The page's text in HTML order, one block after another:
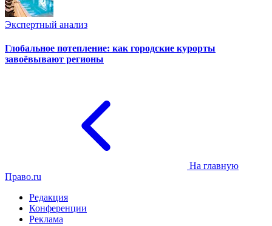
Экспертный анализ
Глобальное потепление: как городские курорты
завоёвывают регионы
На главную
Право.ru
Редакция
Конференции
Реклама